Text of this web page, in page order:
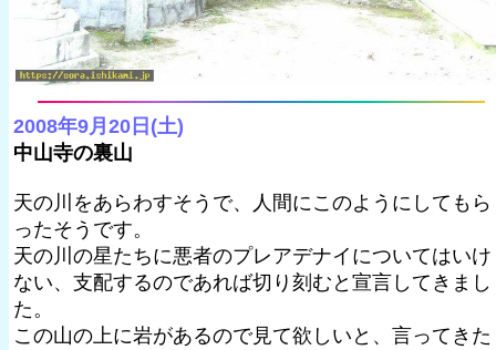
2008年9月20日(土)
中山寺の裏山
天の川をあらわすそうで、人間にこのようにしてもら
ったそうです。
天の川の星たちに悪者のプレアデナイについてはいけ
ない、支配するのであれば切り刻むと宣言してきまし
た。
この山の上に岩があるので見て欲しいと、言ってきた